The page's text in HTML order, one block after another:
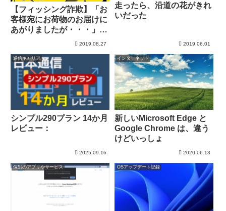
【フィッシング詐欺】「お
客様宛にお荷物のお届けに
あがりましたが・・・」と
2019.08.27
走ったら、沿道の花がきれ
いだった
2019.06.01
通信キャリア
シンプル290プラン 14か月
レビュー：
2025.09.16
インターネット
新しいMicrosoft Edge と
Google Chrome は、違う
けどいっしょ
2020.06.13
個別のアプリやサービス OSアップデート記録